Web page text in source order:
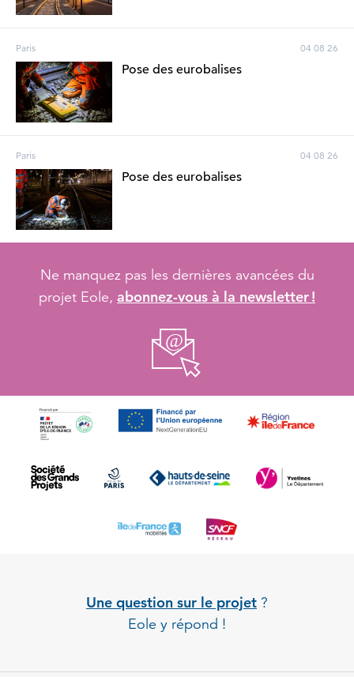
Paris 04 08 26
Pose des eurobalises
Paris 04 08 26
Pose des eurobalises
Ne manquez pas les dernières avancées du
projet Eole, abonnez-vous à la newsletter !
Une question sur le projet ?
Eole y répond !